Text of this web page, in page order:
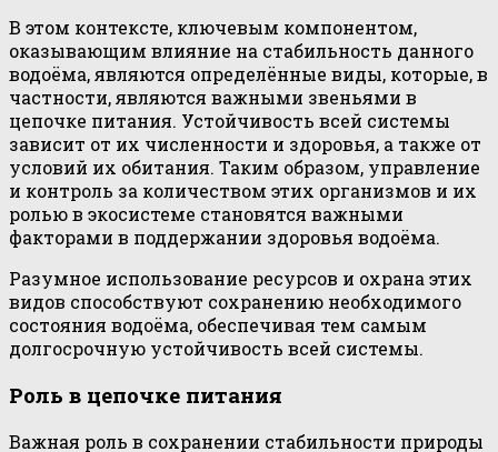
В этом контексте, ключевым компонентом,
оказывающим влияние на стабильность данного
водоёма, являются определённые виды, которые, в
частности, являются важными звеньями в
цепочке питания. Устойчивость всей системы
зависит от их численности и здоровья, а также от
условий их обитания. Таким образом, управление
и контроль за количеством этих организмов и их
ролью в экосистеме становятся важными
факторами в поддержании здоровья водоёма.
Разумное использование ресурсов и охрана этих
видов способствуют сохранению необходимого
состояния водоёма, обеспечивая тем самым
долгосрочную устойчивость всей системы.
Роль в цепочке питания
Важная роль в сохранении стабильности природы